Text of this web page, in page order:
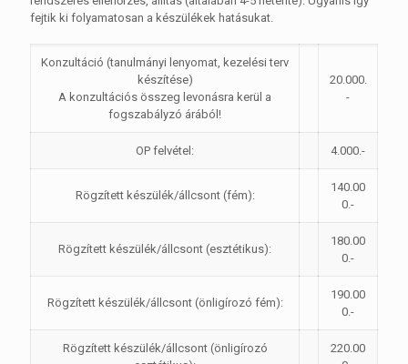
fejtik ki folyamatosan a készülékek hatásukat.
Konzultáció (tanulmányi lenyomat, kezelési terv
készítése)
A konzultációs összeg levonásra kerül a
fogszabályzó árából!
20.000.
-
OP felvétel: 4.000.-
Rögzített készülék/állcsont (fém):
140.00
0.-
Rögzített készülék/állcsont (esztétikus):
180.00
0.-
Rögzített készülék/állcsont (önligírozó fém):
190.00
0.-
Rögzített készülék/állcsont (önligírozó
220.00